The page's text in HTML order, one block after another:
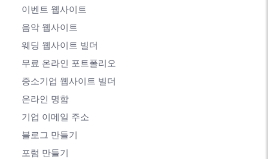
이벤트 웹사이트
음악 웹사이트
웨딩 웹사이트 빌더
무료 온라인 포트폴리오
중소기업 웹사이트 빌더
온라인 명함
기업 이메일 주소
블로그 만들기
포럼 만들기